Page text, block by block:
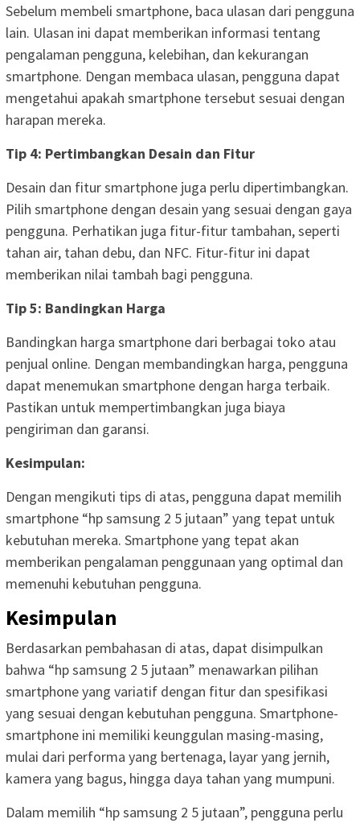
Sebelum membeli smartphone, baca ulasan dari pengguna
lain. Ulasan ini dapat memberikan informasi tentang
pengalaman pengguna, kelebihan, dan kekurangan
smartphone. Dengan membaca ulasan, pengguna dapat
mengetahui apakah smartphone tersebut sesuai dengan
harapan mereka.
Tip 4: Pertimbangkan Desain dan Fitur
Desain dan fitur smartphone juga perlu dipertimbangkan.
Pilih smartphone dengan desain yang sesuai dengan gaya
pengguna. Perhatikan juga fitur-fitur tambahan, seperti
tahan air, tahan debu, dan NFC. Fitur-fitur ini dapat
memberikan nilai tambah bagi pengguna.
Tip 5: Bandingkan Harga
Bandingkan harga smartphone dari berbagai toko atau
penjual online. Dengan membandingkan harga, pengguna
dapat menemukan smartphone dengan harga terbaik.
Pastikan untuk mempertimbangkan juga biaya
pengiriman dan garansi.
Kesimpulan:
Dengan mengikuti tips di atas, pengguna dapat memilih
smartphone “hp samsung 2 5 jutaan” yang tepat untuk
kebutuhan mereka. Smartphone yang tepat akan
memberikan pengalaman penggunaan yang optimal dan
memenuhi kebutuhan pengguna.
Kesimpulan
Berdasarkan pembahasan di atas, dapat disimpulkan
bahwa “hp samsung 2 5 jutaan” menawarkan pilihan
smartphone yang variatif dengan fitur dan spesifikasi
yang sesuai dengan kebutuhan pengguna. Smartphone-
smartphone ini memiliki keunggulan masing-masing,
mulai dari performa yang bertenaga, layar yang jernih,
kamera yang bagus, hingga daya tahan yang mumpuni.
Dalam memilih “hp samsung 2 5 jutaan”, pengguna perlu